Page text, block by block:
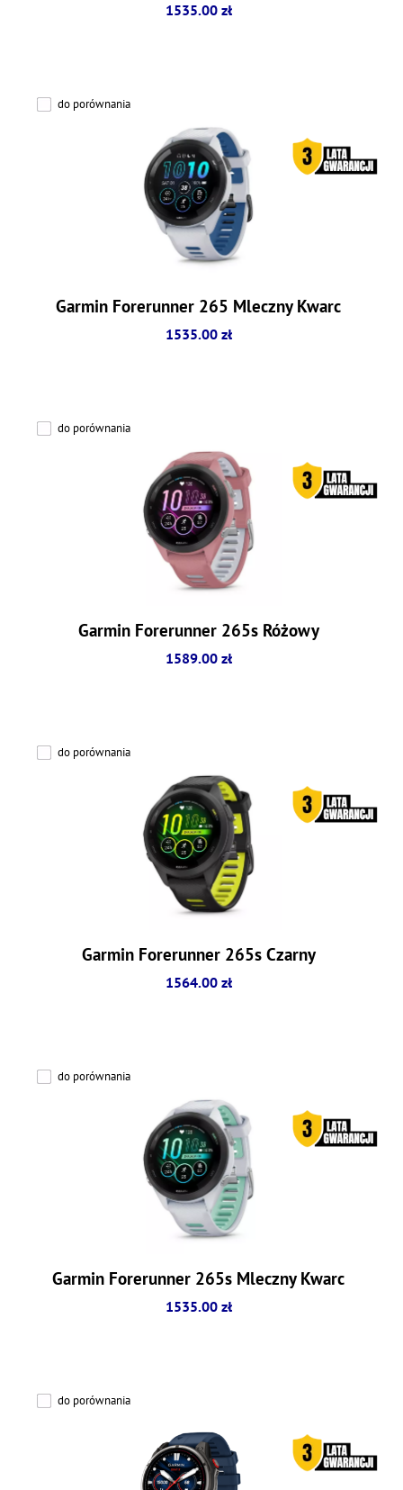
1535.00 zł
do porównania
Garmin Forerunner 265 Mleczny Kwarc
1535.00 zł
do porównania
Garmin Forerunner 265s Różowy
1589.00 zł
do porównania
Garmin Forerunner 265s Czarny
1564.00 zł
do porównania
Garmin Forerunner 265s Mleczny Kwarc
1535.00 zł
do porównania